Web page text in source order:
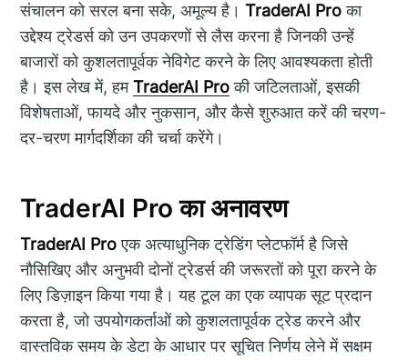
संचालन को सरल बना सके, अमूल्य है।TraderAI Proका
उद्देश्य ट्रेडर्स को उन उपकरणों से लैस करना है जिनकी उन्हें
बाजारों को कुशलतापूर्वक नेविगेट करने के लिए आवश्यकता होती
है। इस लेख में, हमTraderAI Proकी जटिलताओं, इसकी
विशेषताओं, फायदे और नुकसान, और कैसे शुरुआत करें की चरण-
दर-चरण मार्गदर्शिका की चर्चा करेंगे।
TraderAI Pro का अनावरण
TraderAI Proएक अत्याधुनिक ट्रेडिंग प्लेटफॉर्म है जिसे
नौसिखिए और अनुभवी दोनों ट्रेडर्स की जरूरतों को पूरा करने के
लिए डिज़ाइन किया गया है। यह टूल का एक व्यापक सूट प्रदान
करता है, जो उपयोगकर्ताओं को कुशलतापूर्वक ट्रेड करने और
वास्तविक समय के डेटा के आधार पर सूचित निर्णय लेने में सक्षम